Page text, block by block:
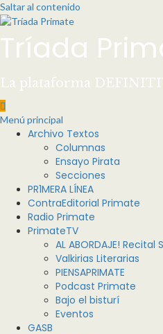
Saltar al contenido
Tríada
La plataforma
Menú principal
Archivo Textos
Columnas
Ensayo Pirata
Secciones
PR1MERA LÍNEA
ContraEditorial Primate
Radio Primate
PrimateTV
AL ABORDAJE!
Valkirias Literarias
PIENSAPRIMATE
Podcast Primate
Bajo el bisturí
Eventos
GASB